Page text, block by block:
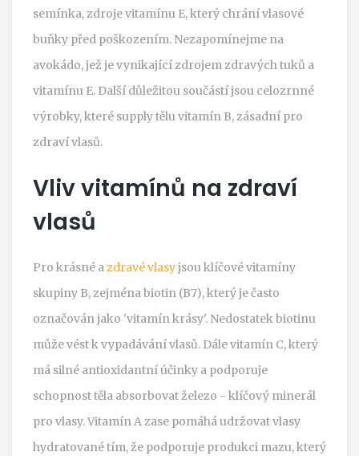
semínka, zdroje vitamínu E, který chrání vlasové
buňky před poškozením. Nezapomínejme na
avokádo, jež je vynikající zdrojem zdravých tuků a
vitamínu E. Další důležitou součástí jsou celozrnné
výrobky, které supply tělu vitamín B, zásadní pro
zdraví vlasů.
Vliv vitamínů na zdraví
vlasů
Pro krásné azdravé vlasyjsou klíčové vitamíny
skupiny B, zejména biotin (B7), který je často
označován jako 'vitamín krásy'. Nedostatek biotinu
může vést k vypadávání vlasů. Dále vitamín C, který
má silné antioxidantní účinky a podporuje
schopnost těla absorbovat železo - klíčový minerál
pro vlasy. Vitamín A zase pomáhá udržovat vlasy
hydratované tím, že podporuje produkci mazu, který